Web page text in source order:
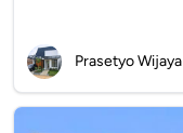
Prasetyo Wijaya